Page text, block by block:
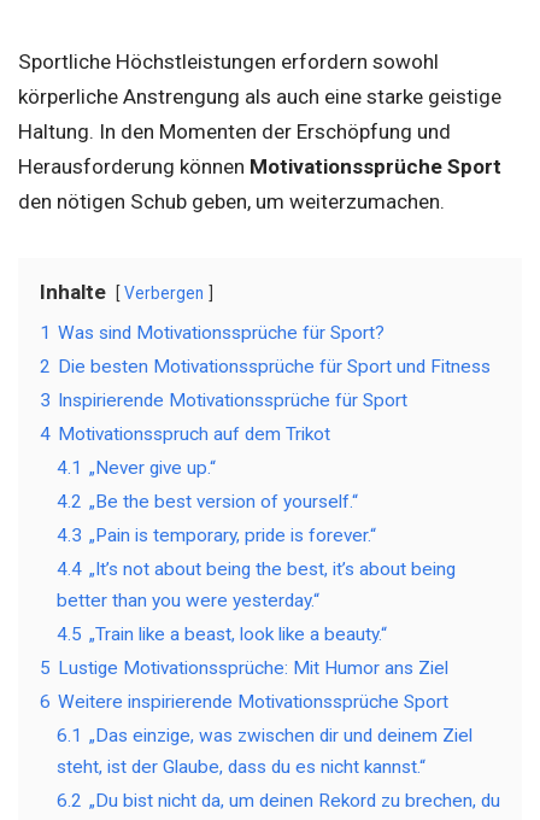
Sportliche Höchstleistungen erfordern sowohl
körperliche Anstrengung als auch eine starke geistige
Haltung. In den Momenten der Erschöpfung und
Herausforderung können Motivationssprüche Sport
den nötigen Schub geben, um weiterzumachen.
Inhalte Verbergen
1 Was sind Motivationssprüche für Sport?
2 Die besten Motivationssprüche für Sport und Fitness
3 Inspirierende Motivationssprüche für Sport
4 Motivationsspruch auf dem Trikot
4.1 „Never give up.“
4.2 „Be the best version of yourself.“
4.3 „Pain is temporary, pride is forever.“
4.4 „It’s not about being the best, it’s about being
better than you were yesterday.“
4.5 „Train like a beast, look like a beauty.“
5 Lustige Motivationssprüche: Mit Humor ans Ziel
6 Weitere inspirierende Motivationssprüche Sport
6.1 „Das einzige, was zwischen dir und deinem Ziel
steht, ist der Glaube, dass du es nicht kannst.“
6.2 „Du bist nicht da, um deinen Rekord zu brechen, du